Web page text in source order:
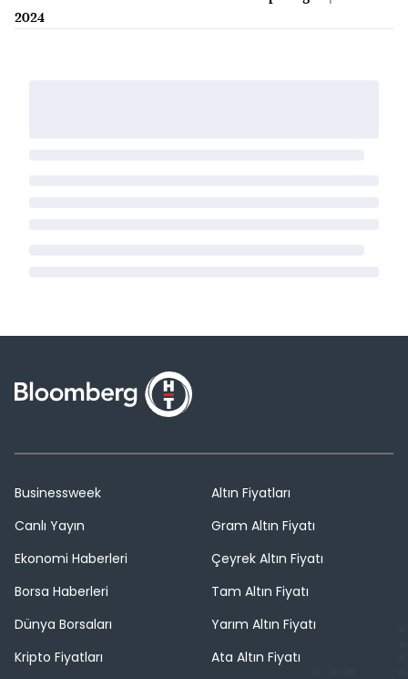
2024
Businessweek
Canlı Yayın
Ekonomi Haberleri
Borsa Haberleri
Dünya Borsaları
Kripto Fiyatları
Altın Fiyatları
Gram Altın Fiyatı
Çeyrek Altın Fiyatı
Tam Altın Fiyatı
Yarım Altın Fiyatı
Ata Altın Fiyatı